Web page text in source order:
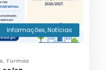
Informações,Notícias
, Turmas